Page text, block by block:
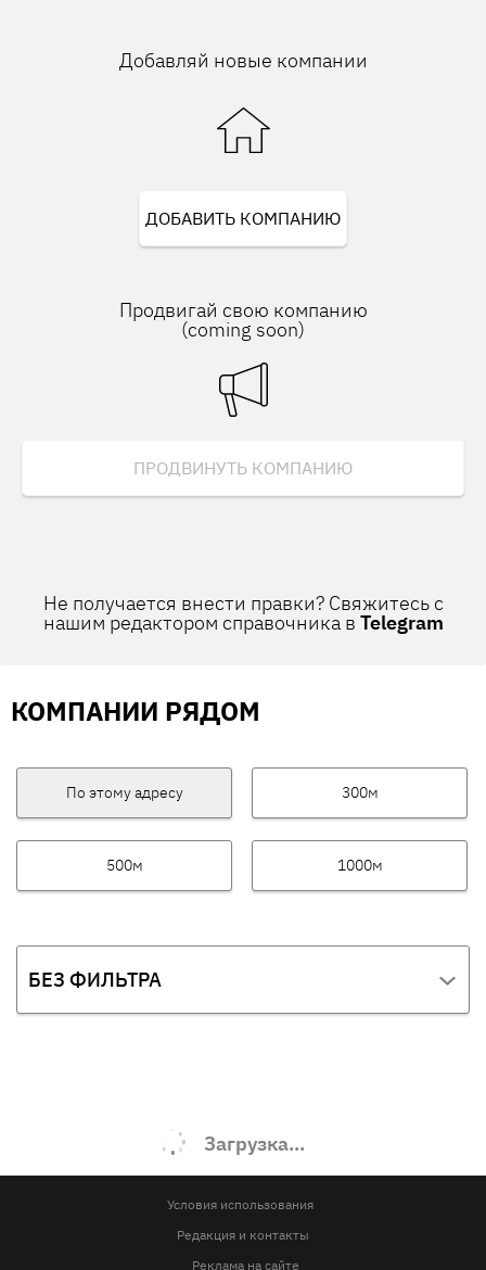
Добавляй новые компании
ДОБАВИТЬ КОМПАНИЮ
Продвигай свою компанию
(coming soon)
ПРОДВИНУТЬ КОМПАНИЮ
Не получается внести правки? Свяжитесь с
нашим редактором справочника в Telegram
КОМПАНИИ РЯДОМ
По этому адресу 300м
500м 1000м
БЕЗ ФИЛЬТРА
Загрузка...
Условия использования
Редакция и контакты
Реклама на сайте